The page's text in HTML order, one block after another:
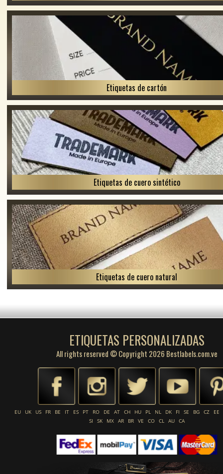
Etiquetas de cartón
Etiquetas de cuero sintético
Etiquetas de cuero natural
ETIQUETAS PERSONALIZADAS
All rights reserved © Copyright 2026 Bestlabels.com.ve
EU UK US FR BE IT ES PT RO DE AT CH HU PL NL DK FI SE BG CZ
EE
SI
SK MX AR BR VE CO CL AU CA